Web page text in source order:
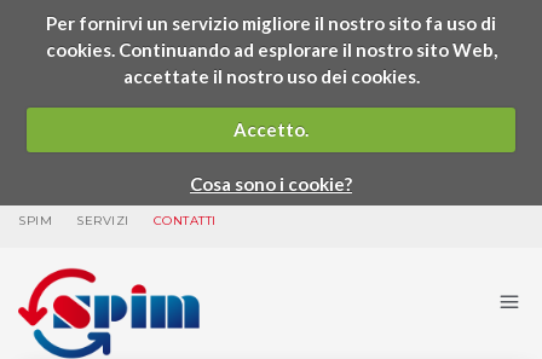
Per fornirvi un servizio migliore il nostro sito fa uso di
cookies. Continuando ad esplorare il nostro sito Web,
accettate il nostro uso dei cookies.
Accetto.
Cosa sono i cookie?
SPIM SERVIZI CONTATTI